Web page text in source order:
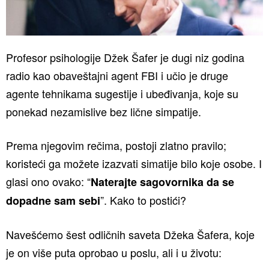
Profesor psihologije Džek Šafer je dugi niz godina
radio kao obaveštajni agent FBI i učio je druge
agente tehnikama sugestije i ubeđivanja, koje su
ponekad nezamislive bez lične simpatije.
Prema njegovim rečima, postoji zlatno pravilo;
koristeći ga možete izazvati simatije bilo koje osobe. I
glasi ono ovako: “Naterajte sagovornika da se
dopadne sam sebi”. Kako to postići?
Navešćemo šest odličnih saveta Džeka Šafera, koje
je on više puta oprobao u poslu, ali i u životu: